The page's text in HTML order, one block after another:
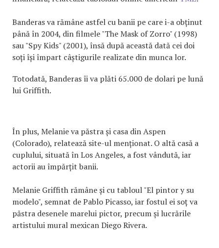
Banderas va rămâne astfel cu banii pe care i-a obținut
până în 2004, din filmele "The Mask of Zorro" (1998)
sau "Spy Kids" (2001), însă după această dată cei doi
soți își împart câștigurile realizate din munca lor.
Totodată, Banderas îi va plăti 65.000 de dolari pe lună
lui Griffith.
În plus, Melanie va păstra și casa din Aspen
(Colorado), relatează site-ul menționat. O altă casă a
cuplului, situată în Los Angeles, a fost vândută, iar
actorii au împărțit banii.
Melanie Griffith rămâne și cu tabloul "El pintor y su
modelo", semnat de Pablo Picasso, iar fostul ei soț va
păstra desenele marelui pictor, precum și lucrările
artistului mural mexican Diego Rivera.